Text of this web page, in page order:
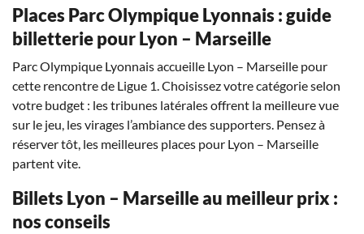
Places Parc Olympique Lyonnais : guide
billetterie pour Lyon – Marseille
Parc Olympique Lyonnais accueille Lyon – Marseille pour
cette rencontre de Ligue 1. Choisissez votre catégorie selon
votre budget : les tribunes latérales offrent la meilleure vue
sur le jeu, les virages l’ambiance des supporters. Pensez à
réserver tôt, les meilleures places pour Lyon – Marseille
partent vite.
Billets Lyon – Marseille au meilleur prix :
nos conseils